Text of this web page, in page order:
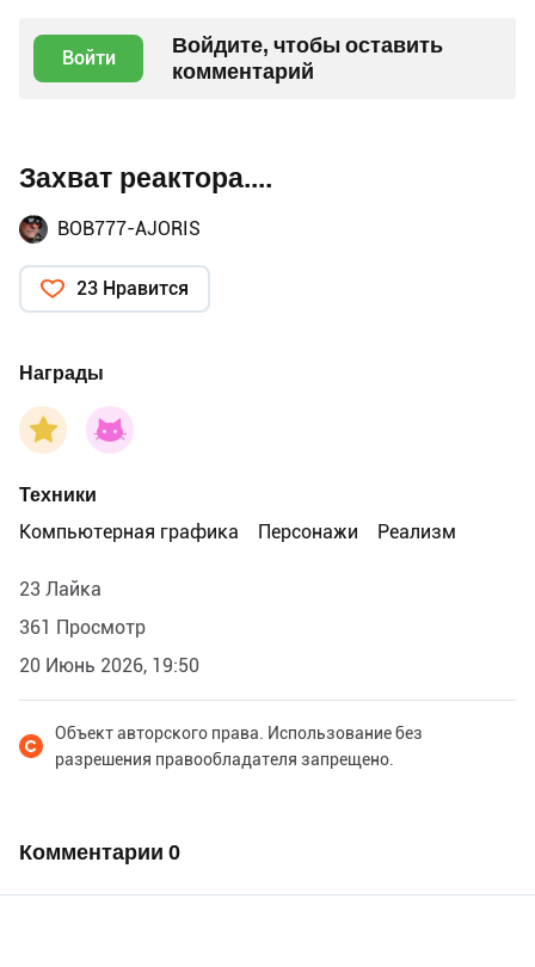
Войти
Войдите, чтобы оставить
комментарий
Захват реактора....
BOB777-AJORIS
23 Нравится
Награды
Техники
Компьютерная графика
Персонажи Реализм
23 Лайка
361 Просмотр
20 Июнь 2026, 19:50
Объект авторского права. Использование без
разрешения правообладателя запрещено.
Комментарии 0